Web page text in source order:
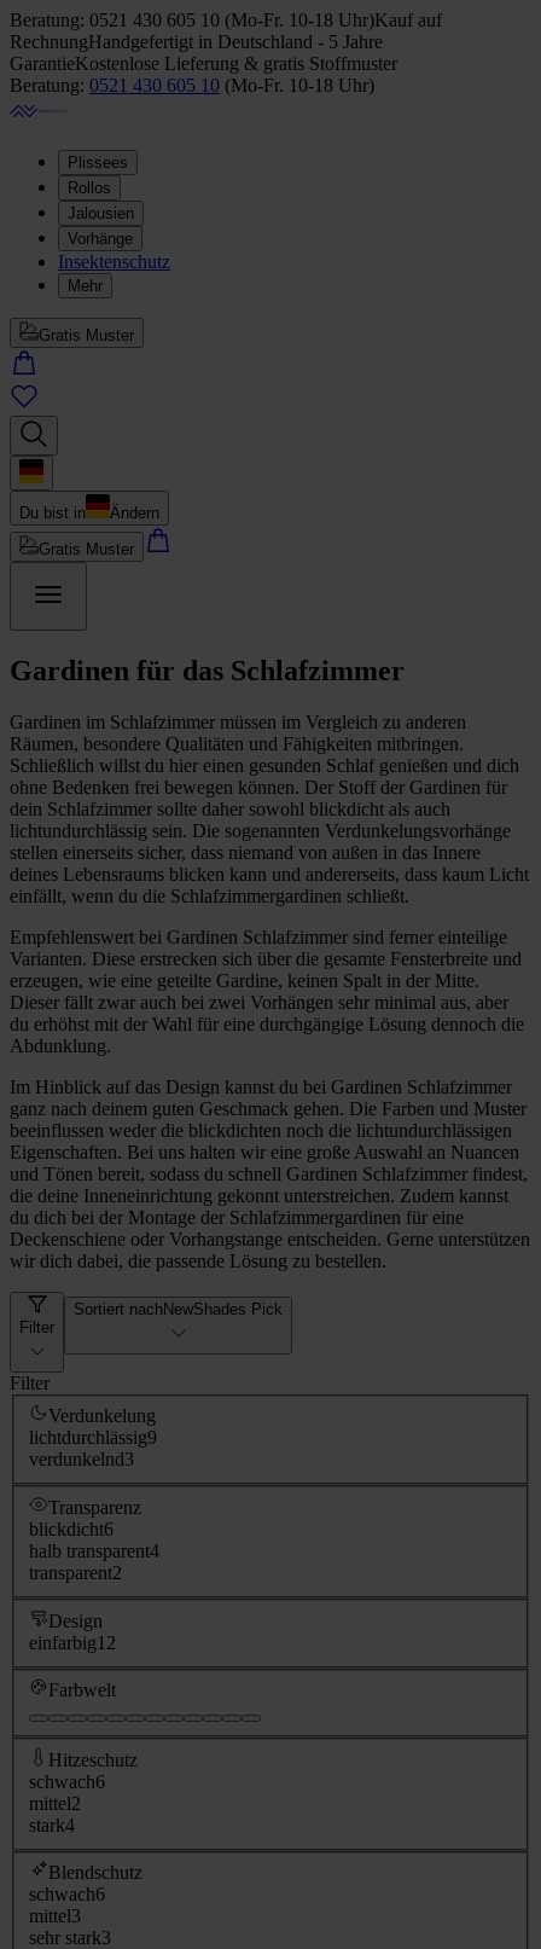
Beratung: 0521 430 605 10 (Mo-Fr. 10-18 Uhr)Kauf auf
RechnungHandgefertigt in Deutschland - 5 Jahre
GarantieKostenlose Lieferung & gratis Stoffmuster
Beratung: 0521 430 605 10 (Mo-Fr. 10-18 Uhr)
Plissees
Rollos
Jalousien
Vorhänge
Insektenschutz
Mehr
Gratis Muster
Du bist in
Ändern
Gratis Muster
Gardinen für das Schlafzimmer
Gardinen im Schlafzimmer müssen im Vergleich zu anderen
Räumen, besondere Qualitäten und Fähigkeiten mitbringen.
Schließlich willst du hier einen gesunden Schlaf genießen und dich
ohne Bedenken frei bewegen können. Der Stoff der Gardinen für
dein Schlafzimmer sollte daher sowohl blickdicht als auch
lichtundurchlässig sein. Die sogenannten Verdunkelungsvorhänge
stellen einerseits sicher, dass niemand von außen in das Innere
deines Lebensraums blicken kann und andererseits, dass kaum Licht
einfällt, wenn du die Schlafzimmergardinen schließt.
Empfehlenswert bei Gardinen Schlafzimmer sind ferner einteilige
Varianten. Diese erstrecken sich über die gesamte Fensterbreite und
erzeugen, wie eine geteilte Gardine, keinen Spalt in der Mitte.
Dieser fällt zwar auch bei zwei Vorhängen sehr minimal aus, aber
du erhöhst mit der Wahl für eine durchgängige Lösung dennoch die
Abdunklung.
Im Hinblick auf das Design kannst du bei Gardinen Schlafzimmer
ganz nach deinem guten Geschmack gehen. Die Farben und Muster
beeinflussen weder die blickdichten noch die lichtundurchlässigen
Eigenschaften. Bei uns halten wir eine große Auswahl an Nuancen
und Tönen bereit, sodass du schnell Gardinen Schlafzimmer findest,
die deine Inneneinrichtung gekonnt unterstreichen. Zudem kannst
du dich bei der Montage der Schlafzimmergardinen für eine
Deckenschiene oder Vorhangstange entscheiden. Gerne unterstützen
wir dich dabei, die passende Lösung zu bestellen.
Filter
Sortiert nachNewShades Pick
Filter
Verdunkelung
lichtdurchlässig9
verdunkelnd3
Transparenz
blickdicht6
halb transparent4
transparent2
Design
einfarbig12
Farbwelt
Hitzeschutz
schwach6
mittel2
stark4
Blendschutz
schwach6
mittel3
sehr stark3